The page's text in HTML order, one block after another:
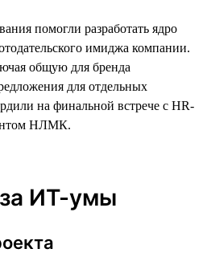
помогли разработать ядро
имиджа компании.
общую для бренда
для отдельных
на финальной встрече с HR-
НЛМК.
ИТ-умы